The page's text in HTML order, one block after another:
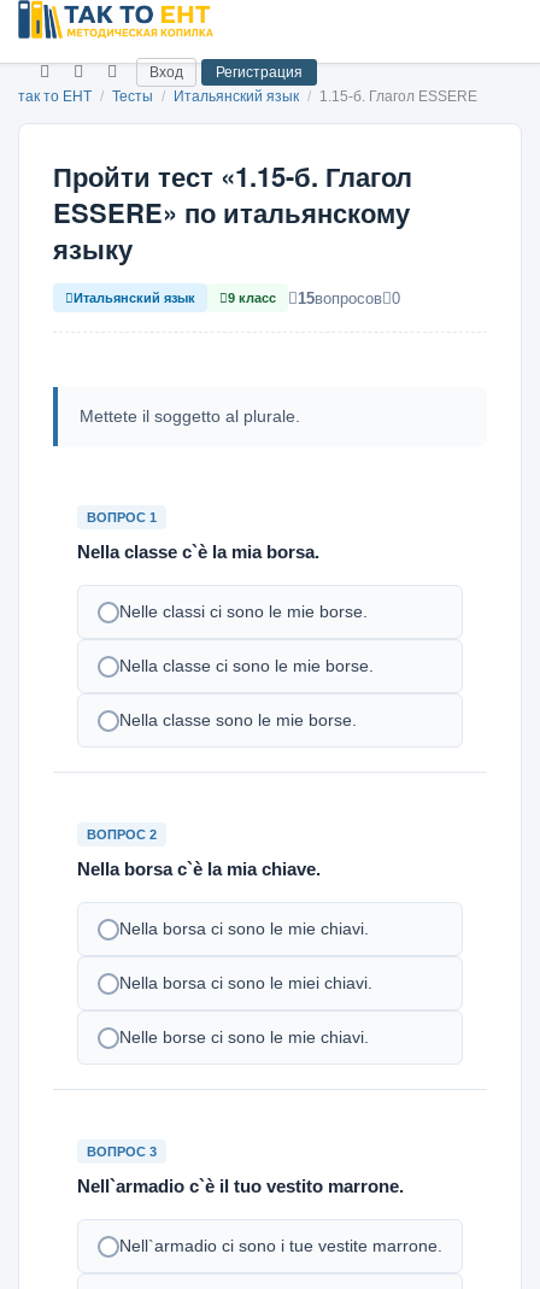
Вход
Регистрация
так то ЕНТ / Тесты / Итальянский язык / 1.15-б. Глагол ESSERE
Пройти тест «1.15-б. Глагол
ESSERE» по итальянскому
языку
Итальянский язык 9 класс 15вопросов 0
Mettete il soggetto al plurale.
ВОПРОС 1
Nella classe c`è la mia borsa.
Nelle classi ci sono le mie borse.
Nella classe ci sono le mie borse.
Nella classe sono le mie borse.
ВОПРОС 2
Nella borsa c`è la mia chiave.
Nella borsa ci sono le mie chiavi.
Nella borsa ci sono le miei chiavi.
Nelle borse ci sono le mie chiavi.
ВОПРОС 3
Nell`armadio c`è il tuo vestito marrone.
Nell`armadio ci sono i tue vestite marrone.